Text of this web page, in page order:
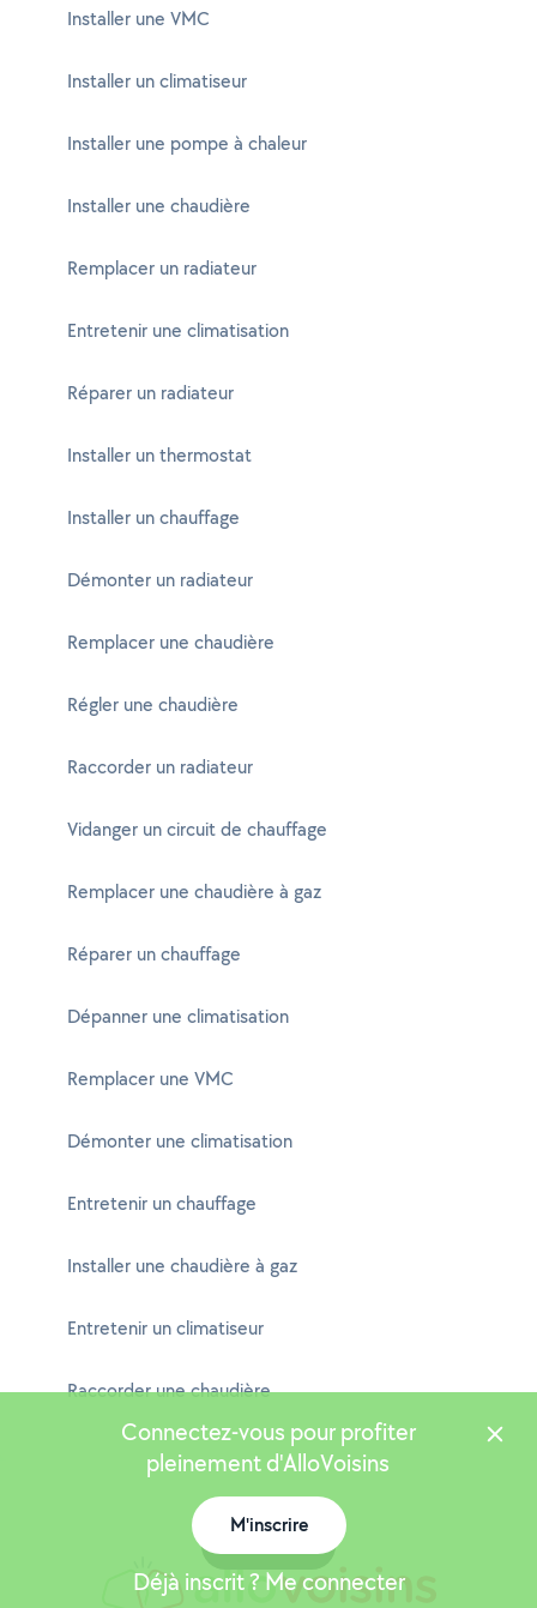
Installer une VMC
Installer un climatiseur
Installer une pompe à chaleur
Installer une chaudière
Remplacer un radiateur
Entretenir une climatisation
Réparer un radiateur
Installer un thermostat
Installer un chauffage
Démonter un radiateur
Remplacer une chaudière
Régler une chaudière
Raccorder un radiateur
Vidanger un circuit de chauffage
Remplacer une chaudière à gaz
Réparer un chauffage
Dépanner une climatisation
Remplacer une VMC
Démonter une climatisation
Entretenir un chauffage
Installer une chaudière à gaz
Entretenir un climatiseur
Raccorder une chaudière
Connectez-vous pour profiter
pleinement d'AlloVoisins
M'inscrire
Déjà inscrit ? Me connecter